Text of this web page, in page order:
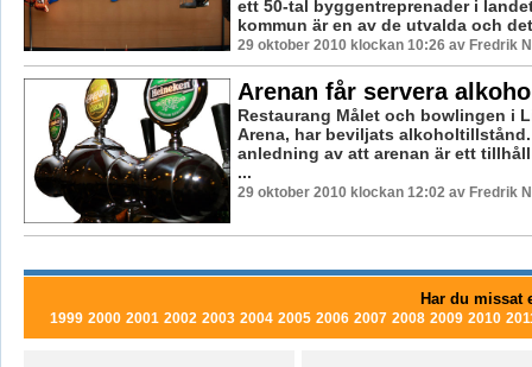
ett 50-tal byggentreprenader i
kommun är en av de utvalda och
29 oktober 2010 klockan 10:26 av Fredrik
Arenan får servera
Restaurang Målet och bowlingen i
Arena, har beviljats alkoholtillstånd.
anledning av att arenan är ett
...
29 oktober 2010 klockan 12:02 av Fredrik
Har du missat
1999 2000 2001 2002 2003 2004 2005 2006 2007 2008 2009 2010